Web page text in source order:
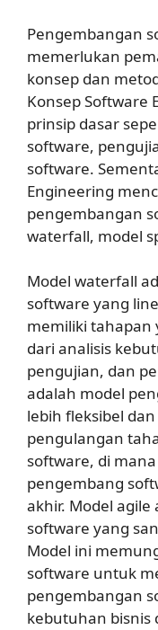
Pengembangan
memerlukan
konsep dan
Konsep Software
prinsip dasar
software,
software.
Engineering
pengembangan
waterfall, model
Model waterfall
software yang
memiliki tahapan
dari analisis
pengujian, dan
adalah model
lebih fleksibel
pengulangan
software, di
pengembang
akhir. Model
software yang
Model ini
software untuk
pengembangan
kebutuhan bisnis